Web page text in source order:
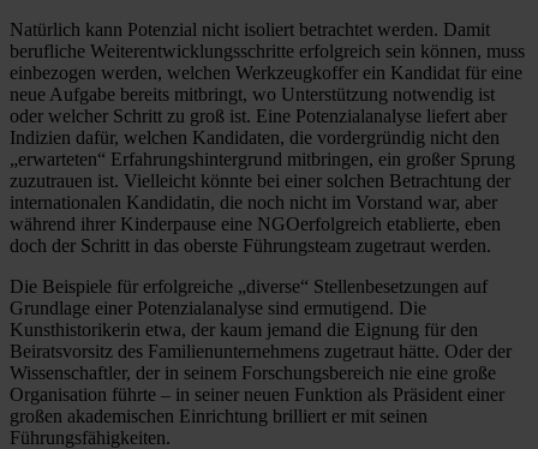
Natürlich kann Potenzial nicht isoliert betrachtet werden. Damit
berufliche Weiterentwicklungsschritte erfolgreich sein können, muss
einbezogen werden, welchen Werkzeugkoffer ein Kandidat für eine
neue Aufgabe bereits mitbringt, wo Unterstützung notwendig ist
oder welcher Schritt zu groß ist. Eine Potenzialanalyse liefert aber
Indizien dafür, welchen Kandidaten, die vordergründig nicht den
„erwarteten“ Erfahrungshintergrund mitbringen, ein großer Sprung
zuzutrauen ist. Vielleicht könnte bei einer solchen Betrachtung der
internationalen Kandidatin, die noch nicht im Vorstand war, aber
während ihrer Kinderpause eine NGOerfolgreich etablierte, eben
doch der Schritt in das oberste Führungsteam zugetraut werden.
Die Beispiele für erfolgreiche „diverse“ Stellenbesetzungen auf
Grundlage einer Potenzialanalyse sind ermutigend. Die
Kunsthistorikerin etwa, der kaum jemand die Eignung für den
Beiratsvorsitz des Familienunternehmens zugetraut hätte. Oder der
Wissenschaftler, der in seinem Forschungsbereich nie eine große
Organisation führte – in seiner neuen Funktion als Präsident einer
großen akademischen Einrichtung brilliert er mit seinen
Führungsfähigkeiten.